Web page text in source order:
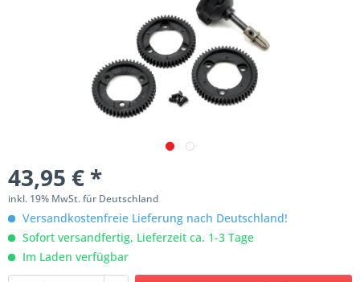
43,95 € *
inkl. 19% MwSt. für Deutschland
Versandkostenfreie Lieferung nach Deutschland!
Sofort versandfertig, Lieferzeit ca. 1-3 Tage
Im Laden verfügbar